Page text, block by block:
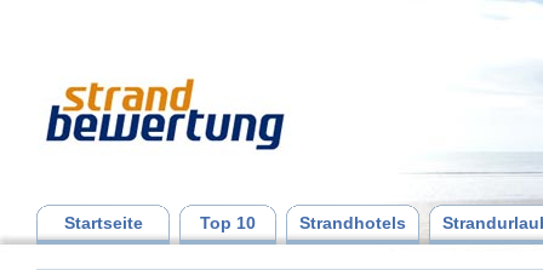
Startseite Top 10 Strandhotels